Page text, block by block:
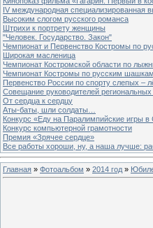
IV международная специализированная
Высоким слогом русского романса
Штрихи к портрету женщины
"Человек. Государство. Закон"
Чемпионат и Первенство Костромы по
Широкая масленица
Чемпионат Костромской области по
Чемпионат Костромы по русским шашкам
Первенство России по спорту слепых –
Совещание руководителей
От сердца к сердцу
Аты-баты, шли солдаты…
Конкурс «Еду на Паралимпийские игры в
Конкурс компьютерной грамотности
Премия «Зрячее сердце»
Все работы хороши, ну, а наша лучше:
Главная » Фотоальбом » 2014 год »